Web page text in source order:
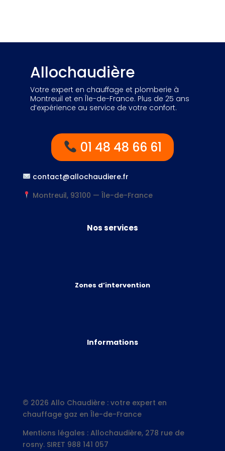
Allochaudière
Votre expert en chauffage et plomberie à
Montreuil et en Île-de-France. Plus de 25 ans
d’expérience au service de votre confort.
01 48 48 66 61
contact@allochaudiere.fr
Montreuil, 93100 — Île-de-France
Nos services
Zones d’intervention
Informations
© 2026 Allo Chaudière : votre expert en
chauffage gaz en Île-de-France
Mentions légales :Allochaudière, 278 rue de
rosny. SIRET 988 141 057